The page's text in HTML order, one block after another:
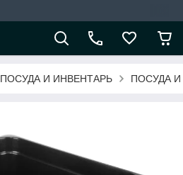
ПОСУДА И ИНВЕНТАРЬ ПОСУДА